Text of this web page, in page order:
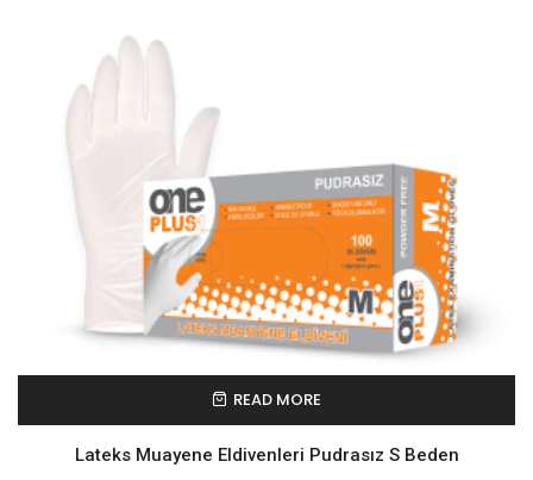
READ MORE
Lateks Muayene Eldivenleri Pudrasız S Beden